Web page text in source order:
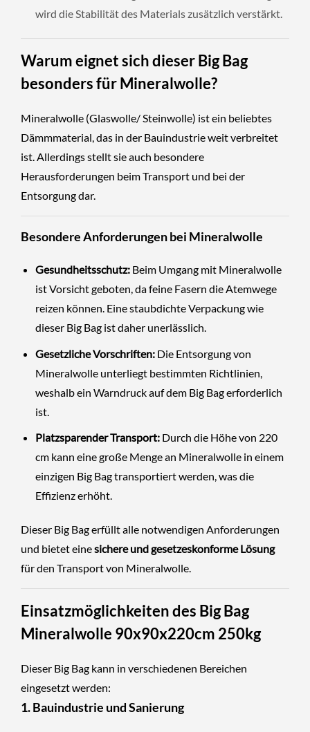
wird die Stabilität des Materials zusätzlich verstärkt.
Warum eignet sich dieser Big Bag
besonders für Mineralwolle?
Mineralwolle (Glaswolle/ Steinwolle) ist ein beliebtes
Dämmmaterial, das in der Bauindustrie weit verbreitet
ist. Allerdings stellt sie auch besondere
Herausforderungen beim Transport und bei der
Entsorgung dar.
Besondere Anforderungen bei Mineralwolle
Gesundheitsschutz:Beim Umgang mit Mineralwolle
ist Vorsicht geboten, da feine Fasern die Atemwege
reizen können. Eine staubdichte Verpackung wie
dieser Big Bag ist daher unerlässlich.
Gesetzliche Vorschriften:Die Entsorgung von
Mineralwolle unterliegt bestimmten Richtlinien,
weshalb ein Warndruck auf dem Big Bag erforderlich
ist.
Platzsparender Transport:Durch die Höhe von 220
cm kann eine große Menge an Mineralwolle in einem
einzigen Big Bag transportiert werden, was die
Effizienz erhöht.
Dieser Big Bag erfüllt alle notwendigen Anforderungen
und bietet einesichere und gesetzeskonforme Lösung
für den Transport von Mineralwolle.
Einsatzmöglichkeiten des Big Bag
Mineralwolle 90x90x220cm 250kg
Dieser Big Bag kann in verschiedenen Bereichen
eingesetzt werden:
1. Bauindustrie und Sanierung